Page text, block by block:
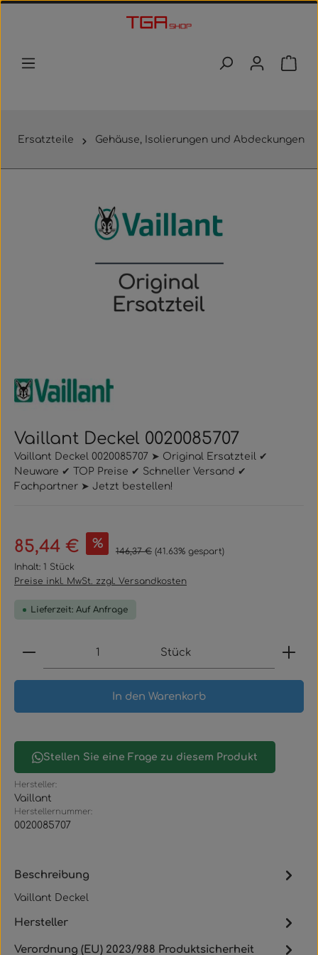
Zum Hauptinhalt springen
Ersatzteile Gehäuse, Isolierungen und Abdeckungen
Vaillant Deckel 0020085707
Vaillant Deckel 0020085707 ➤ Original Ersatzteil ✔
Neuware ✔ TOP Preise ✔ Schneller Versand ✔
Fachpartner ➤ Jetzt bestellen!
Verkaufspreis:
85,44 € % Regulärer Preis:
146,37 € (41.63% gespart)
Inhalt: 1 Stück
Preise inkl. MwSt. zzgl. Versandkosten
Lieferzeit: Auf Anfrage
Produkt Anzahl: Gib den gewünschten Wert
Stück
In den Warenkorb
Stellen Sie eine Frage zu diesem Produkt
Hersteller:
Vaillant
Herstellernummer:
0020085707
Beschreibung
Vaillant Deckel
Hersteller
Verordnung (EU) 2023/988 Produktsicherheit